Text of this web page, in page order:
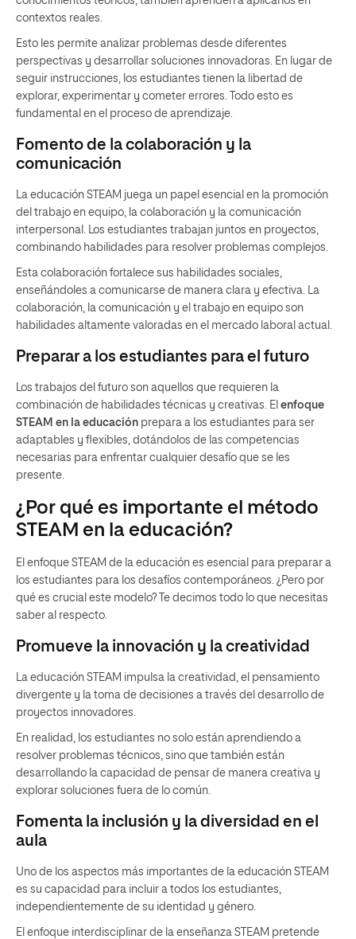
contextos reales.
Esto les permite analizar problemas desde diferentes
perspectivas y desarrollar soluciones innovadoras. En lugar de
seguir instrucciones, los estudiantes tienen la libertad de
explorar, experimentar y cometer errores. Todo esto es
fundamental en el proceso de aprendizaje.
Fomento de la colaboración y la
comunicación
La educación STEAM juega un papel esencial en la promoción
del trabajo en equipo, la colaboración y la comunicación
interpersonal. Los estudiantes trabajan juntos en proyectos,
combinando habilidades para resolver problemas complejos.
Esta colaboración fortalece sus habilidades sociales,
enseñándoles a comunicarse de manera clara y efectiva. La
colaboración, la comunicación y el trabajo en equipo son
habilidades altamente valoradas en el mercado laboral actual.
Preparar a los estudiantes para el futuro
Los trabajos del futuro son aquellos que requieren la
combinación de habilidades técnicas y creativas. El enfoque
STEAM en la educación prepara a los estudiantes para ser
adaptables y flexibles, dotándolos de las competencias
necesarias para enfrentar cualquier desafío que se les
presente.
¿Por qué es importante el método
STEAM en la educación?
El enfoque STEAM de la educación es esencial para preparar a
los estudiantes para los desafíos contemporáneos. ¿Pero por
qué es crucial este modelo? Te decimos todo lo que necesitas
saber al respecto.
Promueve la innovación y la creatividad
La educación STEAM impulsa la creatividad, el pensamiento
divergente y la toma de decisiones a través del desarrollo de
proyectos innovadores.
En realidad, los estudiantes no solo están aprendiendo a
resolver problemas técnicos, sino que también están
desarrollando la capacidad de pensar de manera creativa y
explorar soluciones fuera de lo común.
Fomenta la inclusión y la diversidad en el
aula
Uno de los aspectos más importantes de la educación STEAM
es su capacidad para incluir a todos los estudiantes,
independientemente de su identidad y género.
El enfoque interdisciplinar de la enseñanza STEAM pretende